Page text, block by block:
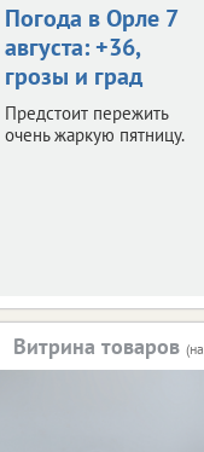
Погода в Орле 7
августа: +36,
грозы и град
Предстоит пережить
очень жаркую пятницу.
Витрина товаров